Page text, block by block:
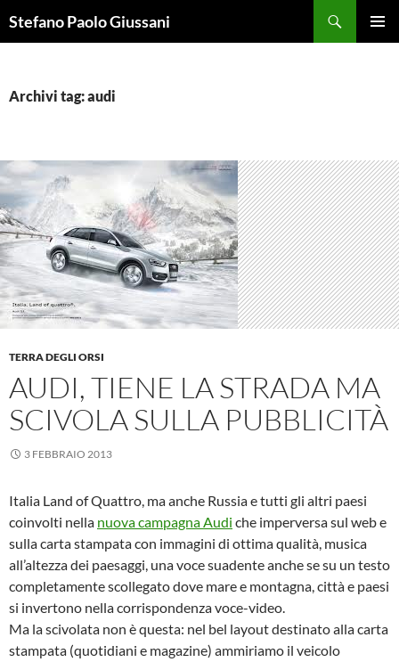
alStefano Paolo Giussani
Archivi tag: audi
TERRA DEGLI ORSI
AUDI, TIENE LA STRADA MA
SCIVOLA SULLA PUBBLICITÀ
3 FEBBRAIO 2013
Italia Land of Quattro, ma anche Russia e tutti gli altri paesi
coinvolti nella nuova campagna Audi che imperversa sul web e
sulla carta stampata con immagini di ottima qualità, musica
all’altezza dei paesaggi, una voce suadente anche se su un testo
completamente scollegato dove mare e montagna, città e paesi
si invertono nella corrispondenza voce-video.
Ma la scivolata non è questa: nel bel layout destinato alla carta
stampata (quotidiani e magazine) ammiriamo il veicolo